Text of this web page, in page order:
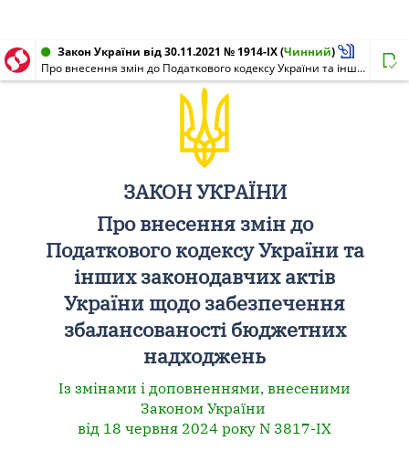
Закон України від 30.11.2021 № 1914-IX(Чинний)
Про внесення змін до Податкового кодексу України та інших законодавчих актів України щодо забезпечення збалансованості бюджетних надходжень
ЗАКОН УКРАЇНИ
Про внесення змін до
Податкового кодексу України та
інших законодавчих актів
України щодо забезпечення
збалансованості бюджетних
надходжень
Із змінами і доповненнями, внесеними
Законом України
від 18 червня 2024 року N 3817-IX